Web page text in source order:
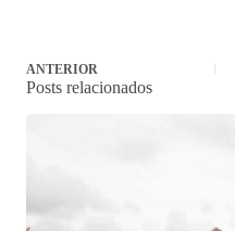
ANTERIOR
Posts relacionados